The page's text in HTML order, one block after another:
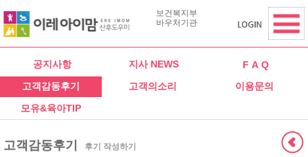
보건복지부
바우처기관
공지사항 지사 NEWS
F A Q
고객감동후기
고객의소리
이용문의
모유&육아TIP
고객감동후기 후기 작성하기